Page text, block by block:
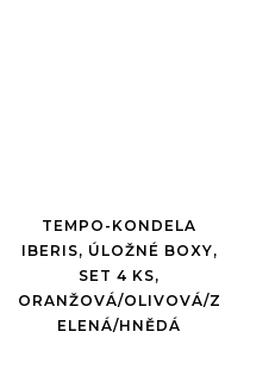
TEMPO-KONDELA
IBERIS, ÚLOŽNÉ BOXY,
SET 4 KS,
ORANŽOVÁ/OLIVOVÁ/Z
ELENÁ/HNĚDÁ